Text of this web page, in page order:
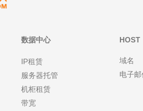
数据中心
IP租赁
服务器托管
机柜租赁
带宽
HOST
域名
电子